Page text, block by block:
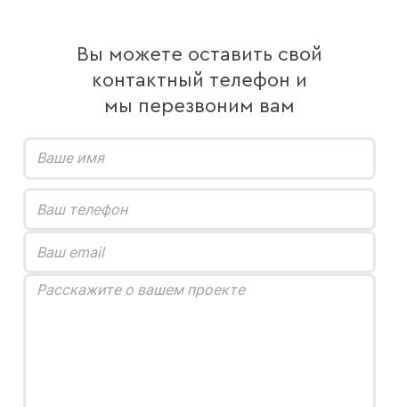
Вы можете оставить свой
контактный телефон и
мы перезвоним вам